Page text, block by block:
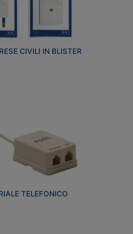
CIVILI IN BLISTER
TELEFONICO